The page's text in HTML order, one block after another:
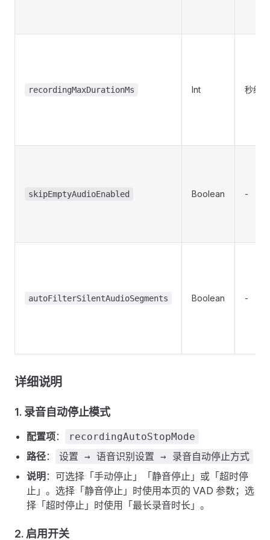
recordingMaxDurationMs Int 秒级
skipEmptyAudioEnabled Boolean -
autoFilterSilentAudioSegments Boolean -
详细说明
1. 录音自动停止模式
配置项： recordingAutoStopMode
路径： 设置 → 语音识别设置 → 录音自动停止方式
说明 ：可选择「手动停止」「静音停止」或「超时停
止」。选择「静音停止」时使用本页的 VAD 参数；选
择「超时停止」时使用「最长录音时长」。
2. 启用开关